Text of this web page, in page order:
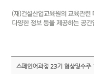
스페인어과정 23기 협상및수